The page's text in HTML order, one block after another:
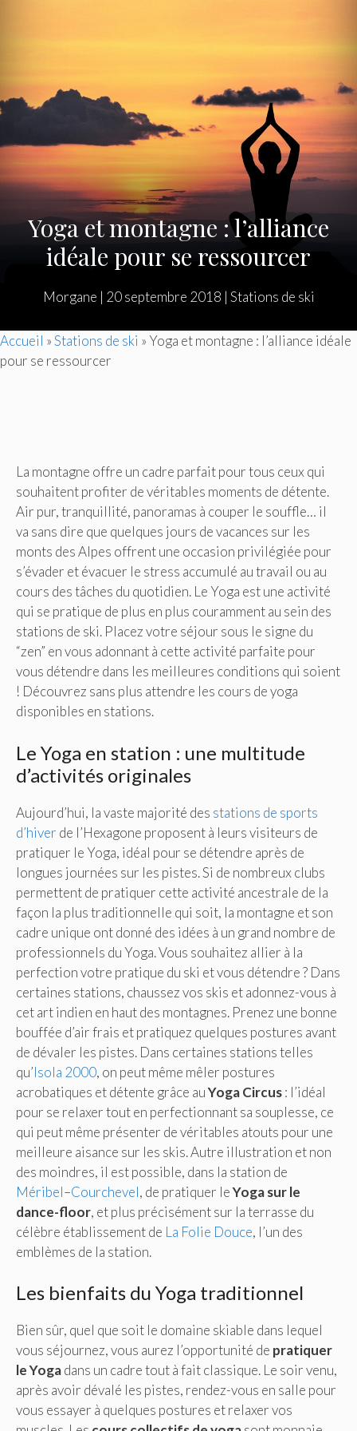
Yoga et montagne : l’alliance
idéale pour se ressourcer
Morgane | 20 septembre 2018 | Stations de ski
Accueil »Stations de ski » Yoga et montagne : l’alliance idéale
pour se ressourcer
La montagne offre un cadre parfait pour tous ceux qui
souhaitent profiter de véritables moments de détente.
Air pur, tranquillité, panoramas à couper le souffle… il
va sans dire que quelques jours de vacances sur les
monts des Alpes offrent une occasion privilégiée pour
s’évader et évacuer le stress accumulé au travail ou au
cours des tâches du quotidien. Le Yoga est une activité
qui se pratique de plus en plus couramment au sein des
stations de ski. Placez votre séjour sous le signe du
“zen” en vous adonnant à cette activité parfaite pour
vous détendre dans les meilleures conditions qui soient
! Découvrez sans plus attendre les cours de yoga
disponibles en stations.
Le Yoga en station : une multitude
d’activités originales
Aujourd’hui, la vaste majorité des stations de sports
d’hiver de l’Hexagone proposent à leurs visiteurs de
pratiquer le Yoga, idéal pour se détendre après de
longues journées sur les pistes. Si de nombreux clubs
permettent de pratiquer cette activité ancestrale de la
façon la plus traditionnelle qui soit, la montagne et son
cadre unique ont donné des idées à un grand nombre de
professionnels du Yoga. Vous souhaitez allier à la
perfection votre pratique du ski et vous détendre ? Dans
certaines stations, chaussez vos skis et adonnez-vous à
cet art indien en haut des montagnes. Prenez une bonne
bouffée d’air frais et pratiquez quelques postures avant
de dévaler les pistes. Dans certaines stations telles
qu’Isola 2000, on peut même mêler postures
acrobatiques et détente grâce auYoga Circus: l’idéal
pour se relaxer tout en perfectionnant sa souplesse, ce
qui peut même présenter de véritables atouts pour une
meilleure aisance sur les skis. Autre illustration et non
des moindres, il est possible, dans la station de
Méribel–Courchevel, de pratiquer leYoga sur le
dance-floor, et plus précisément sur la terrasse du
célèbre établissement de La Folie Douce, l’un des
emblèmes de la station.
Les bienfaits du Yoga traditionnel
Bien sûr, quel que soit le domaine skiable dans lequel
vous séjournez, vous aurez l’opportunité de pratiquer
le Yogadans un cadre tout à fait classique. Le soir venu,
après avoir dévalé les pistes, rendez-vous en salle pour
vous essayer à quelques postures et relaxer vos